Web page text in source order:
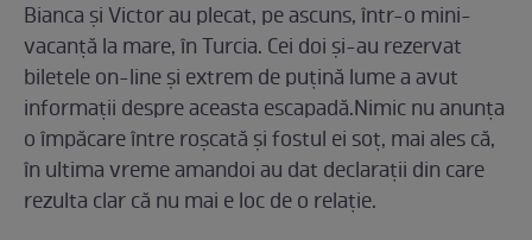
Bianca şi Victor au plecat, pe ascuns, într-o mini-
vacanţă la mare, în Turcia. Cei doi şi-au rezervat
biletele on-line şi extrem de puţină lume a avut
informaţii despre aceasta escapadă.Nimic nu anunţa
o împăcare între roşcată şi fostul ei soţ, mai ales că,
în ultima vreme amandoi au dat declaraţii din care
rezulta clar că nu mai e loc de o relaţie.